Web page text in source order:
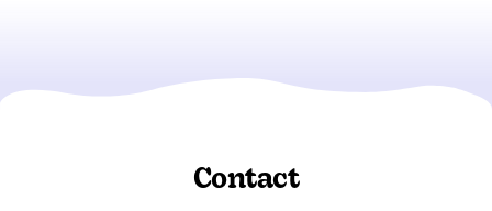
Contact